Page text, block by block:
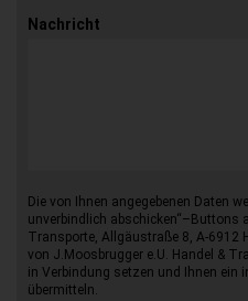
Nachricht
Die von Ihnen angegebenen Daten
unverbindlich abschicken“–Buttons
Transporte, Allgäustraße 8, A-6912
von J.Moosbrugger e.U. Handel &
in Verbindung setzen und Ihnen ein
übermitteln.